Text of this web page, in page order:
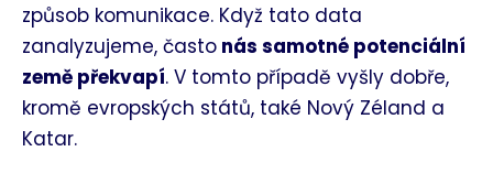
způsob komunikace. Když tato data
zanalyzujeme, často nás samotné potenciální
země překvapí. V tomto případě vyšly dobře,
kromě evropských států, také Nový Zéland a
Katar.